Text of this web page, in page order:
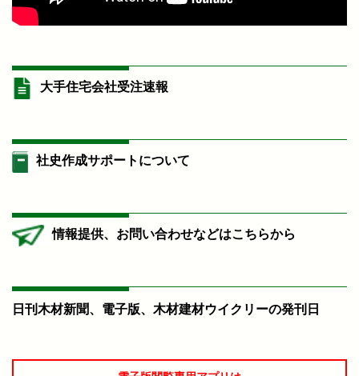
大手住宅会社受注速報
社史作成サポートについて
情報提供、お問い合わせなどはこちらから
日刊木材新聞、電子版、木材建材ウイクリーの発刊日